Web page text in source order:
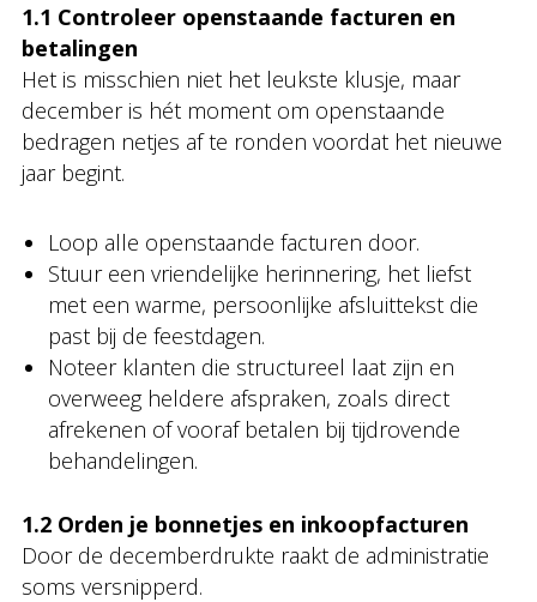
1.1 Controleer openstaande facturen en
betalingen
Het is misschien niet het leukste klusje, maar
december is hét moment om openstaande
bedragen netjes af te ronden voordat het nieuwe
jaar begint.
Loop alle openstaande facturen door.
Stuur een vriendelijke herinnering, het liefst
met een warme, persoonlijke afsluittekst die
past bij de feestdagen.
Noteer klanten die structureel laat zijn en
overweeg heldere afspraken, zoals direct
afrekenen of vooraf betalen bij tijdrovende
behandelingen.
1.2 Orden je bonnetjes en inkoopfacturen
Door de decemberdrukte raakt de administratie
soms versnipperd.